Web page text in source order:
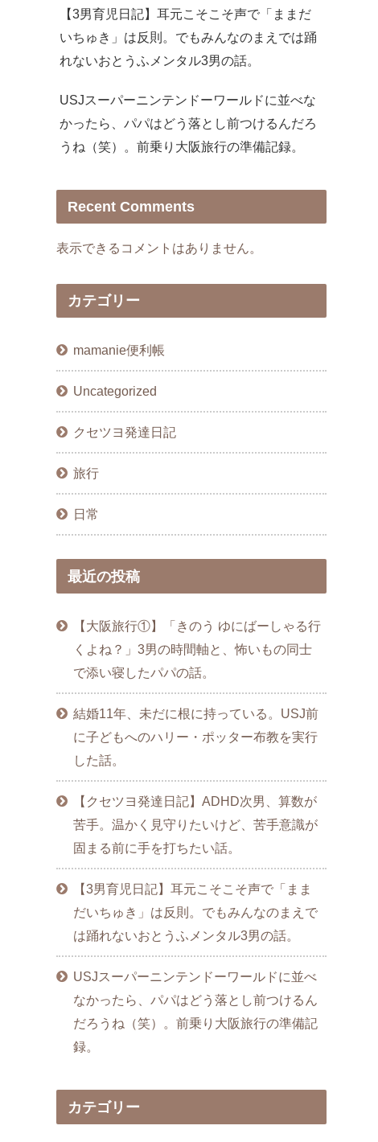
【3男育児日記】耳元こそこそ声で「ままだ
いちゅき」は反則。でもみんなのまえでは踊
れないおとうふメンタル3男の話。
USJスーパーニンテンドーワールドに並べな
かったら、パパはどう落とし前つけるんだろ
うね（笑）。前乗り大阪旅行の準備記録。
Recent Comments
表示できるコメントはありません。
カテゴリー
mamanie便利帳
Uncategorized
クセツヨ発達日記
旅行
日常
最近の投稿
【大阪旅行①】「きのう ゆにばーしゃる行
くよね？」3男の時間軸と、怖いもの同士
で添い寝したパパの話。
結婚11年、未だに根に持っている。USJ前
に子どもへのハリー・ポッター布教を実行
した話。
【クセツヨ発達日記】ADHD次男、算数が
苦手。温かく見守りたいけど、苦手意識が
固まる前に手を打ちたい話。
【3男育児日記】耳元こそこそ声で「まま
だいちゅき」は反則。でもみんなのまえで
は踊れないおとうふメンタル3男の話。
USJスーパーニンテンドーワールドに並べ
なかったら、パパはどう落とし前つけるん
だろうね（笑）。前乗り大阪旅行の準備記
録。
カテゴリー